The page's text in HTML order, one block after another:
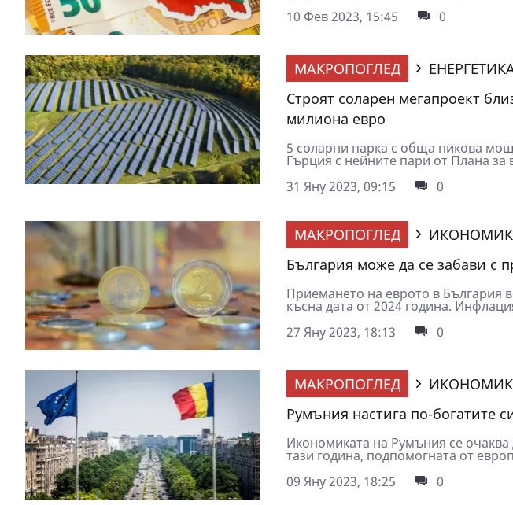
10 Фев 2023, 15:45
0
МАКРОПОГЛЕД
Строят соларен мегапроект
милиона евро
5 соларни парка с обща пикова
Гърция с нейните пари от Плана за
31 Яну 2023, 09:15
0
МАКРОПОГЛЕД
България може да се забави с
Приемането на еврото в България
късна дата от 2024 година.
27 Яну 2023, 18:13
0
МАКРОПОГЛЕД
Румъния настига по-богатите
Икономиката на Румъния се
тази година, подпомогната от
09 Яну 2023, 18:25
0